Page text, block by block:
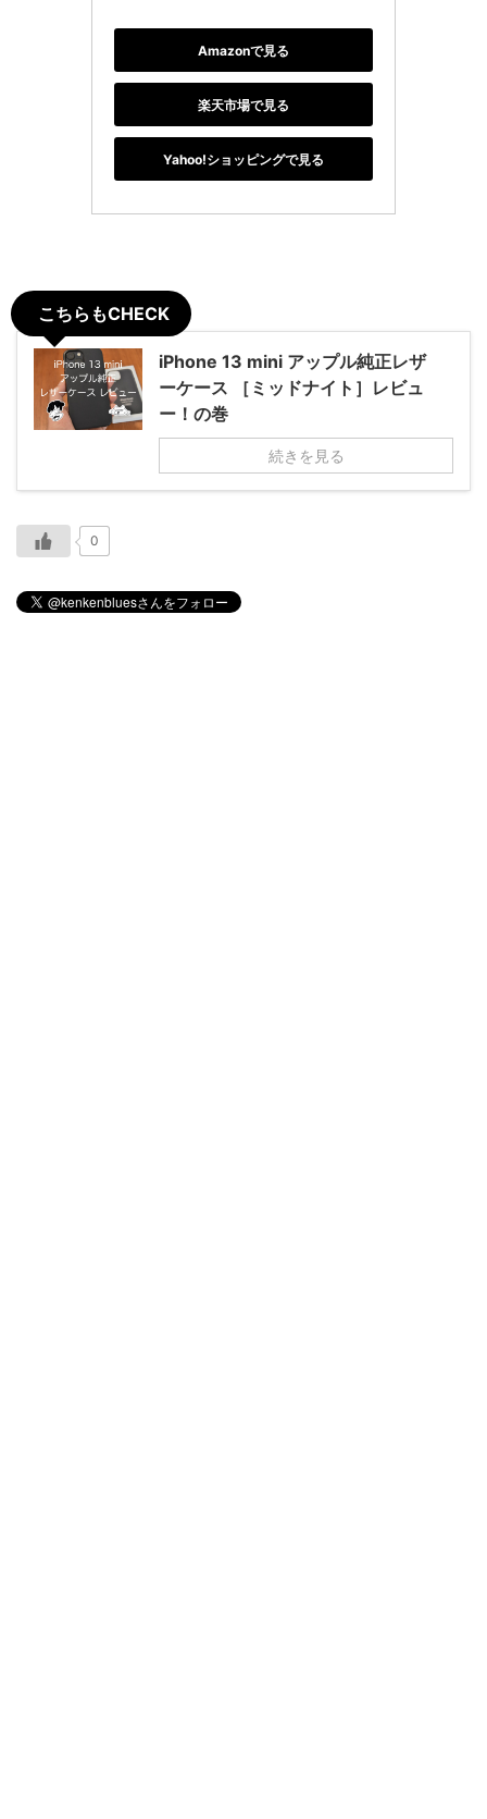
Amazonで見る
楽天市場で見る
Yahoo!ショッピングで見る
こちらもCHECK
iPhone 13 mini アップル純正レザ
ーケース ［ミッドナイト］レビュ
ー！の巻
続きを見る
0